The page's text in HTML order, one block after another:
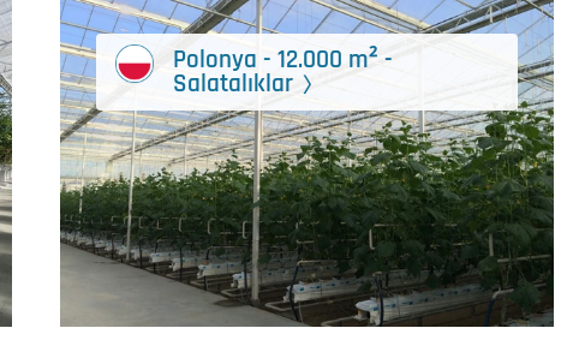
Polonya - 12.000 m² -
Salatalıklar